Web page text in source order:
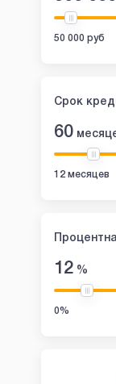
50 000 руб
Срок
60
12 месяцев
12%
0%